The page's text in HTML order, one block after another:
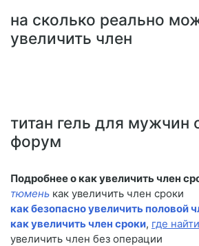
на сколько реально
увеличить член
титан гель для мужчин
форум
Подробнее о как увеличить член
тюмень как увеличить член сроки
как безопасно увеличить половой
как увеличить член сроки, где
увеличить член без операции